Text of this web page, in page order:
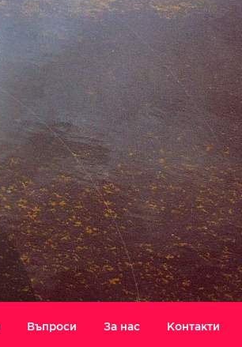
Въпроси За нас Контакти